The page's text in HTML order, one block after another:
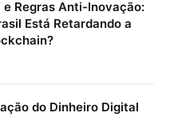
e Regras Anti-Inovação:
Está Retardando a
do Dinheiro Digital